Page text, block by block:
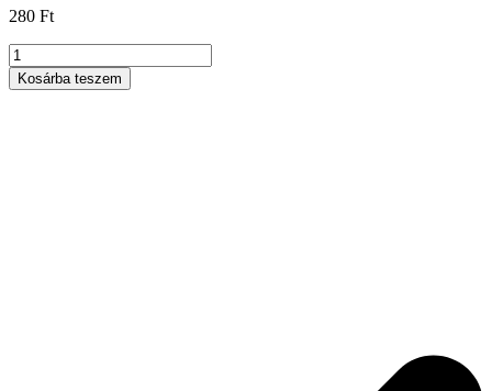
280 Ft
T-
idom
8-
Kosárba teszem